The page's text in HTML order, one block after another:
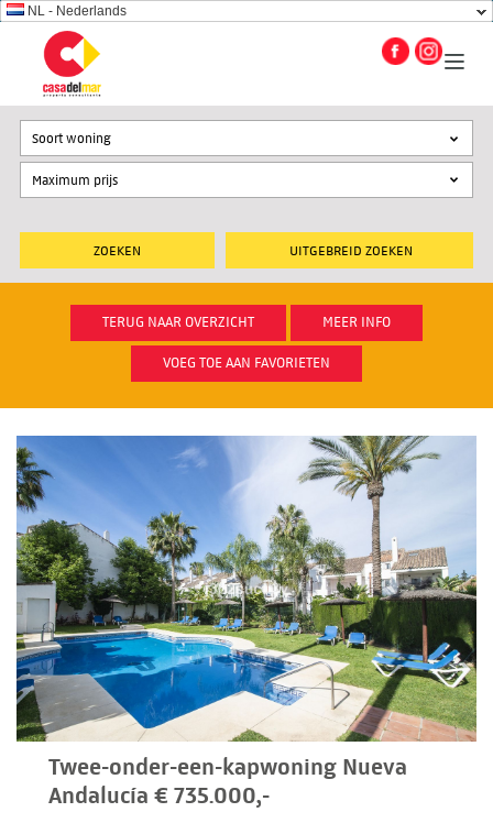
NL - Nederlands
UITGEBREID ZOEKEN
Soort woning
TERUG NAAR OVERZICHT MEER INFO
VOEG TOE AAN FAVORIETEN
Twee-onder-een-kapwoning Nueva
Andalucía € 735.000,-